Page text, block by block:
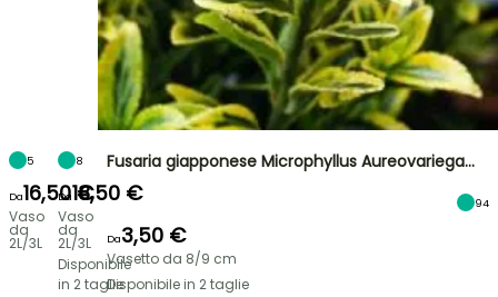
5
Da16,50 €
Vaso
da
2L/3L
8
Da18,50 €
Vaso
da
2L/3L
Disponibile
in 2 taglie
Fusaria giapponese Microphyllus Aureovariega…
94
Da3,50 €
Vasetto da 8/9 cm
Disponibile in 2 taglie